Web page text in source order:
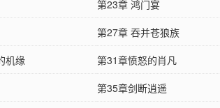
第23章 鸿门宴
第27章 吞并苍狼族
机缘 第31章愤怒的肖凡
第35章剑断逍遥